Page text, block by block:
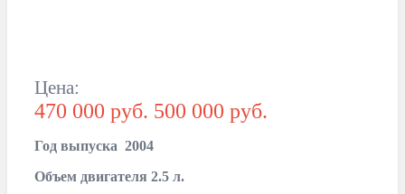
Цена:
470 000 руб. 500 000 руб.
Год выпуска 2004
Объем двигателя 2.5 л.